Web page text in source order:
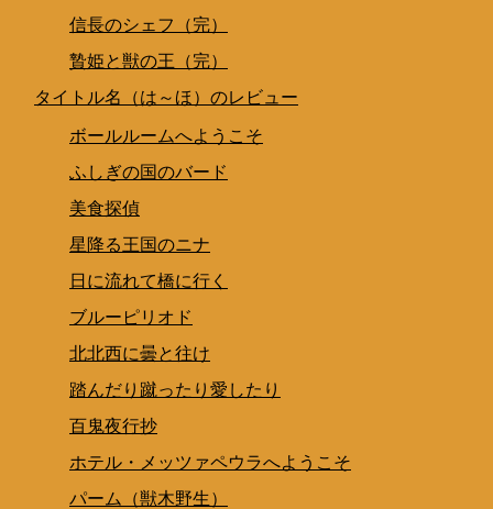
信長のシェフ（完）
贄姫と獣の王（完）
タイトル名（は～ほ）のレビュー
ボールルームへようこそ
ふしぎの国のバード
美食探偵
星降る王国のニナ
日に流れて橋に行く
ブルーピリオド
北北西に曇と往け
踏んだり蹴ったり愛したり
百鬼夜行抄
ホテル・メッツァペウラへようこそ
パーム（獣木野生）